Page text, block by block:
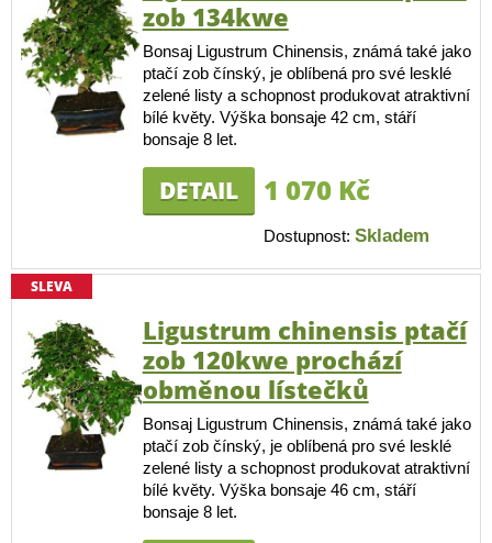
zob 134kwe
Bonsaj Ligustrum Chinensis, známá také jako
ptačí zob čínský, je oblíbená pro své lesklé
zelené listy a schopnost produkovat atraktivní
bílé květy. Výška bonsaje 42 cm, stáří
bonsaje 8 let.
DETAIL 1 070 Kč
Dostupnost: Skladem
SLEVA
Ligustrum chinensis ptačí
zob 120kwe prochází
obměnou lístečků
Bonsaj Ligustrum Chinensis, známá také jako
ptačí zob čínský, je oblíbená pro své lesklé
zelené listy a schopnost produkovat atraktivní
bílé květy. Výška bonsaje 46 cm, stáří
bonsaje 8 let.